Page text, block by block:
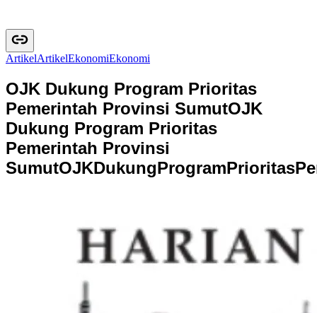
ArtikelArtikelEkonomiEkonomi
OJK Dukung Program Prioritas
Pemerintah Provinsi SumutOJK
Dukung Program Prioritas
Pemerintah Provinsi
SumutOJKDukungProgramPrioritasPe